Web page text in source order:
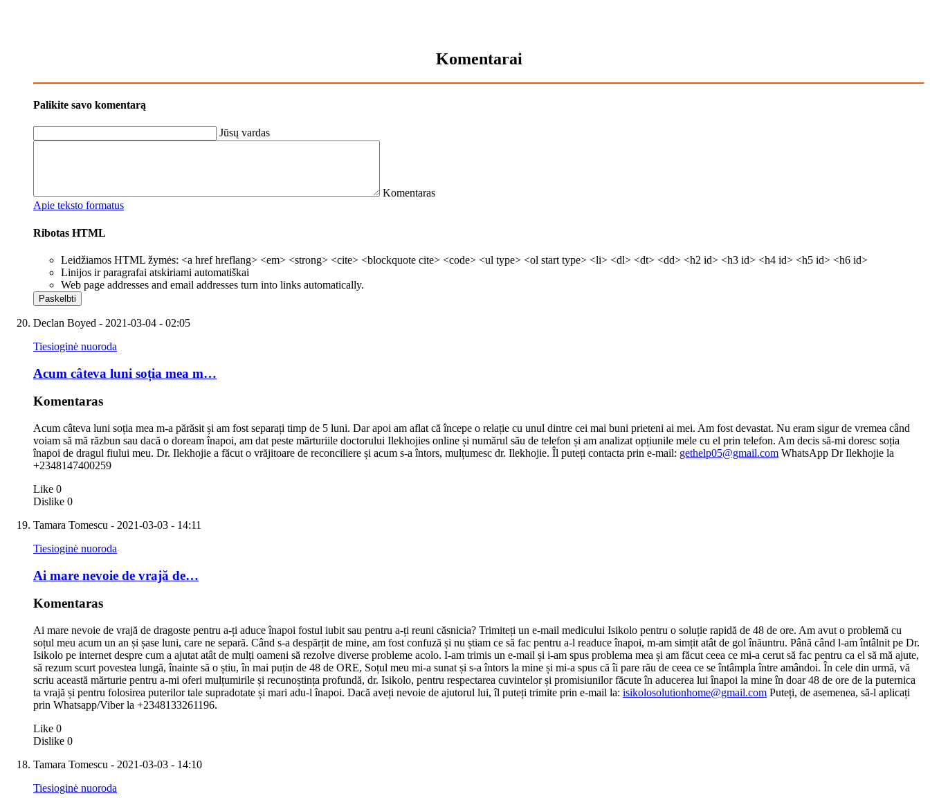
Komentarai
Palikite savo komentarą
Jūsų vardas
Komentaras
Apie teksto formatus
Ribotas HTML
Leidžiamos HTML žymės: <a href hreflang> <em> <strong> <cite> <blockquote cite> <code> <ul type> <ol start type> <li> <dl> <dt> <dd> <h2 id> <h3 id> <h4 id> <h5 id> <h6 id>
Linijos ir paragrafai atskiriami automatiškai
Web page addresses and email addresses turn into links automatically.
Declan Boyed - 2021-03-04 - 02:05
Tiesioginė nuoroda
Acum câteva luni soția mea m…
Komentaras
Acum câteva luni soția mea m-a părăsit și am fost separați timp de 5 luni. Dar apoi am aflat că începe o relație cu unul dintre cei mai buni prieteni ai mei. Am fost devastat. Nu eram sigur de vremea când
voiam să mă răzbun sau dacă o doream înapoi, am dat peste mărturiile doctorului Ilekhojies online și numărul său de telefon și am analizat opțiunile mele cu el prin telefon. Am decis să-mi doresc soția
înapoi de dragul fiului meu. Dr. Ilekhojie a făcut o vrăjitoare de reconciliere și acum s-a întors, mulțumesc dr. Ilekhojie. Îl puteți contacta prin e-mail: gethelp05@gmail.com WhatsApp Dr Ilekhojie la
+2348147400259
Like 0
Dislike 0
Tamara Tomescu - 2021-03-03 - 14:11
Tiesioginė nuoroda
Ai mare nevoie de vrajă de…
Komentaras
Ai mare nevoie de vrajă de dragoste pentru a-ți aduce înapoi fostul iubit sau pentru a-ți reuni căsnicia? Trimiteți un e-mail medicului Isikolo pentru o soluție rapidă de 48 de ore. Am avut o problemă cu
soțul meu acum un an și șase luni, care ne separă. Când s-a despărțit de mine, am fost confuză și nu știam ce să fac pentru a-l readuce înapoi, m-am simțit atât de gol înăuntru. Până când l-am întâlnit pe Dr.
Isikolo pe internet despre cum a ajutat atât de mulți oameni să rezolve diverse probleme acolo. I-am trimis un e-mail și i-am spus problema mea și am făcut ceea ce mi-a cerut să fac pentru ca el să mă ajute,
să rezum scurt povestea lungă, înainte să o știu, în mai puțin de 48 de ORE, Soțul meu mi-a sunat și s-a întors la mine și mi-a spus că îi pare rău de ceea ce se întâmpla între amândoi. În cele din urmă, vă
scriu această mărturie pentru a-mi oferi mulțumirile și recunoștința profundă, dr. Isikolo, pentru respectarea cuvintelor și promisiunilor făcute în aducerea lui înapoi la mine în doar 48 de ore de la puternica
ta vrajă și pentru folosirea puterilor tale supradotate și mari adu-l înapoi. Dacă aveți nevoie de ajutorul lui, îl puteți trimite prin e-mail la: isikolosolutionhome@gmail.com Puteți, de asemenea, să-l aplicați
prin Whatsapp/Viber la +2348133261196.
Like 0
Dislike 0
Tamara Tomescu - 2021-03-03 - 14:10
Tiesioginė nuoroda